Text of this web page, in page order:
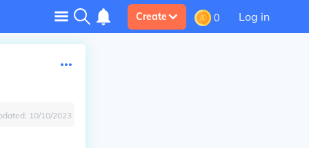
Create 0 Log in
10/10/2023